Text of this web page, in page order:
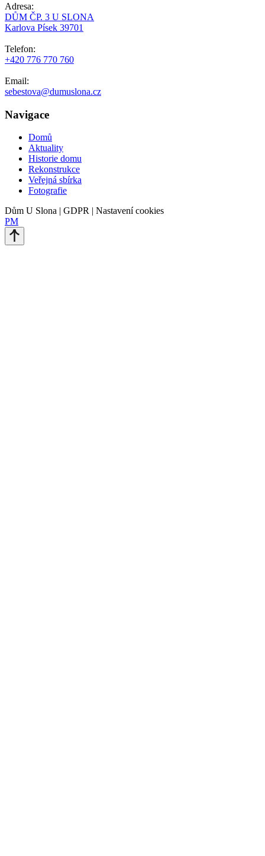
Adresa:
DŮM ČP. 3 U SLONA
Karlova Písek 39701
Telefon:
+420 776 770 760
Email:
sebestova@dumuslona.cz
Navigace
Domů
Aktuality
Historie domu
Rekonstrukce
Veřejná sbírka
Fotografie
Dům U Slona | GDPR | Nastavení cookies
PM